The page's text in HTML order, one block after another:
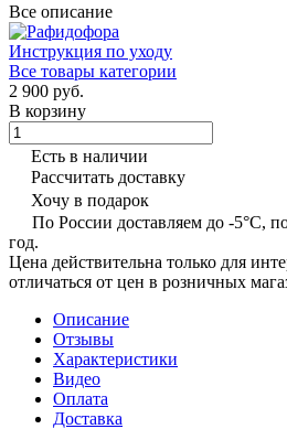
Все описание
Инструкция по уходу
Все товары категории
2 900 руб.
В корзину
Есть в наличии
Рассчитать доставку
Хочу в подарок
По России доставляем до -5°C,
год.
Цена действительна только для
отличаться от цен в розничных
Описание
Отзывы
Характеристики
Видео
Оплата
Доставка